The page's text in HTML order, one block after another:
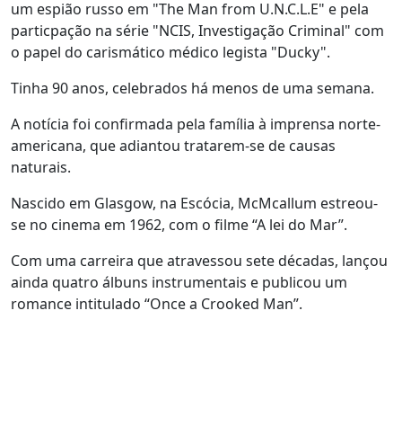
um espião russo em "The Man from U.N.C.L.E" e pela
particpação na série "NCIS, Investigação Criminal" com
o papel do carismático médico legista "Ducky".
Tinha 90 anos, celebrados há menos de uma semana.
A notícia foi confirmada pela família à imprensa norte-
americana, que adiantou tratarem-se de causas
naturais.
Nascido em Glasgow, na Escócia, McMcallum estreou-
se no cinema em 1962, com o filme “A lei do Mar”.
Com uma carreira que atravessou sete décadas, lançou
ainda quatro álbuns instrumentais e publicou um
romance intitulado “Once a Crooked Man”.